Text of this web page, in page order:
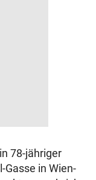
78-jähriger
Gasse in Wien-